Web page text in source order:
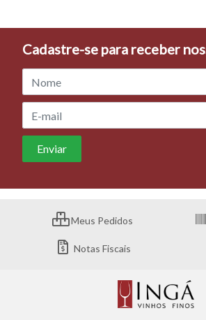
Cadastre-se para receber
Meus Pedidos
Notas Fiscais